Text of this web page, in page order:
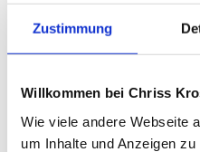
Zustimmung
Willkommen bei Chriss
Wie viele andere Webseite
um Inhalte und Anzeigen
Dürfen wir dein
Webseite darstellen?